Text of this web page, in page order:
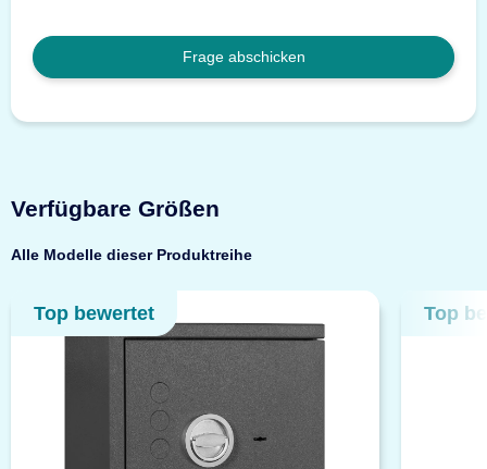
Frage abschicken
Verfügbare Größen
Alle Modelle dieser Produktreihe
Top bewertet Top